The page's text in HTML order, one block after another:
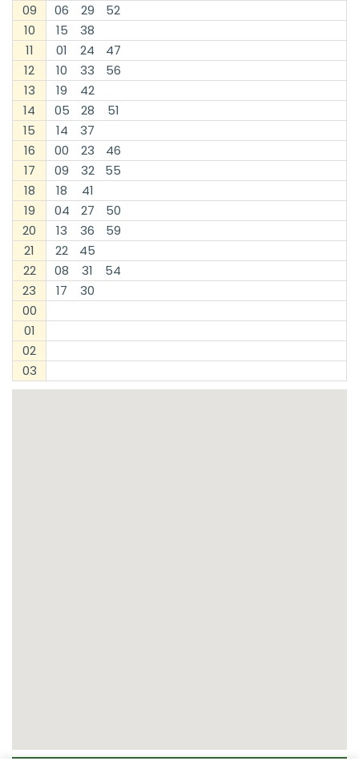
09
06 29
52
10
15
38
11
01 24
47
12
10 33
56
13
19
42
14
05 28
51
15
14
37
16
00 23
46
17
09 32
55
18
18
41
19
04 27
50
20
13 36
59
21
22
45
22
08 31
54
23
17
30
00
01
02
03